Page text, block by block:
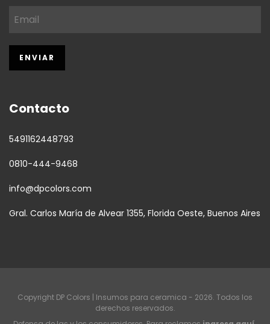
Contacto
5491162448793
0810-444-9468
info@dpcolors.com
Gral. Carlos María de Alvear 1355, Florida Oeste, Buenos Aires
Copyright DP Colors | Insumos para ceramica - 2026. Todos los
derechos reservados.